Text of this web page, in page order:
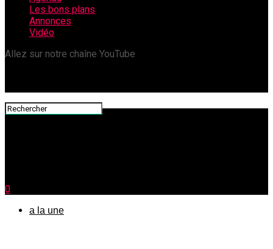
Les bons plans
Annonces
Vidéo
Allez sur notre chaîne YouTube
0
a la une